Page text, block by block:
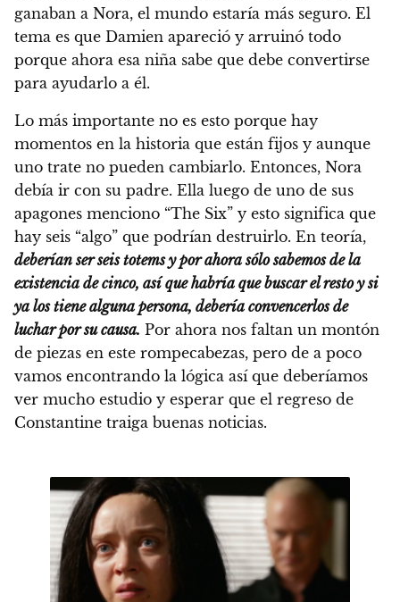
ganaban a Nora, el mundo estaría más seguro. El
tema es que Damien apareció y arruinó todo
porque ahora esa niña sabe que debe convertirse
para ayudarlo a él.
Lo más importante no es esto porque hay
momentos en la historia que están fijos y aunque
uno trate no pueden cambiarlo. Entonces, Nora
debía ir con su padre. Ella luego de uno de sus
apagones menciono “The Six” y esto significa que
hay seis “algo” que podrían destruirlo. En teoría,
deberían ser seis totems y por ahora sólo sabemos de la
existencia de cinco, así que habría que buscar el resto y si
ya los tiene alguna persona, debería convencerlos de
luchar por su causa. Por ahora nos faltan un montón
de piezas en este rompecabezas, pero de a poco
vamos encontrando la lógica así que deberíamos
ver mucho estudio y esperar que el regreso de
Constantine traiga buenas noticias.